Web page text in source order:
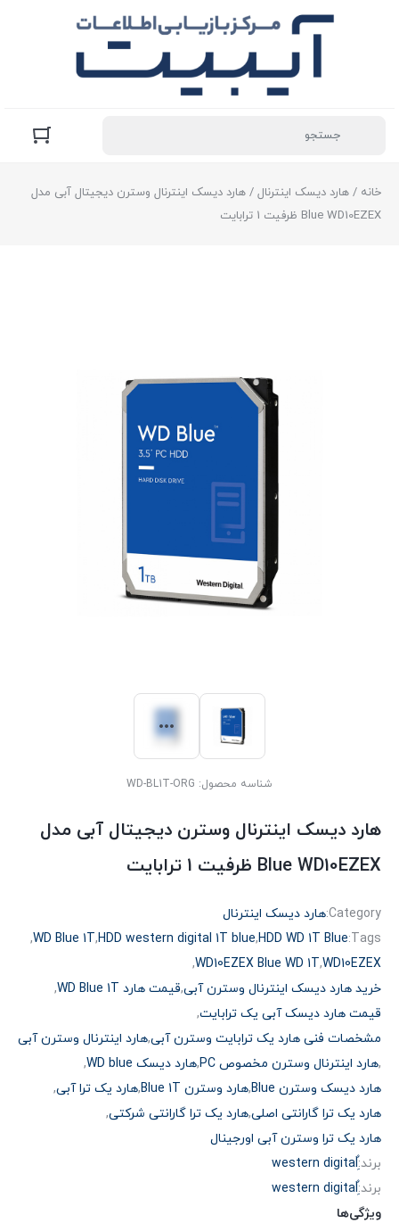
خانه / هارد دیسک اینترنال / هارد دیسک اینترنال وسترن دیجیتال آبی مدل
Blue WD10EZEX ظرفیت 1 ترابایت
شناسه محصول: WD-BL1T-ORG
هارد دیسک اینترنال وسترن دیجیتال آبی مدل
Blue WD10EZEX ظرفیت 1 ترابایت
Category:هارد دیسک اینترنال
Tags:
HDD WD 1T Blue
,
HDD western digital 1T blue
,
WD Blue 1T
,
WD10EZEX
,
WD10EZEX Blue WD 1T
,
خرید هارد دیسک اینترنال وسترن آبی,قیمت هارد WD Blue 1T
,
قیمت هارد دیسک آبی یک ترابایت,
مشخصات فنی هارد یک ترابایت وسترن آبی,هارد اینترنال وسترن آبی
,هارد اینترنال وسترن مخصوص PC ,هارد دیسک WD blue
,
هارد دیسک وسترن Blue
,هارد وسترن Blue 1T ,هارد یک ترا آبی,
هارد یک ترا گارانتی اصلی,هارد یک ترا گارانتی شرکتی,
هارد یک ترا وسترن آبی اورجینال
برند:
برند:
ویژگی‌ها